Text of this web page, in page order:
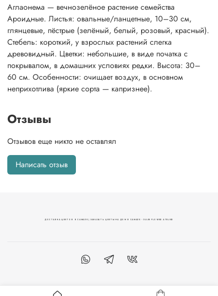
Аглаонема — вечнозелёное растение семейства
Ароидные. Листья: овальные/ланцетные, 10–30 см,
глянцевые, пёстрые (зелёный, белый, розовый, красный).
Стебель: короткий, у взрослых растений слегка
древовидный. Цветки: небольшие, в виде початка с
покрывалом, в домашних условиях редки. Высота: 30–
60 см. Особенности: очищает воздух, в основном
неприхотлива (яркие сорта — капризнее).
Отзывы
Отзывов еще никто не оставлял
Написать отзыв
ДОСТАВКА ЦВЕТОВ В САМАРЕ | ЗАКАЗАТЬ ЦВЕТЫ НА ДОМ В САМАРЕ - JULES FLOWER ATELIER